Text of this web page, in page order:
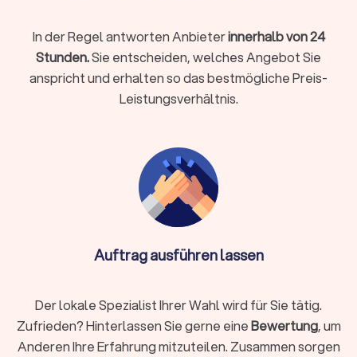
Immobilienbewertung
In die Bewertung von Immobilien fließen verschiedene
Aspekte ein, die ein Laie nicht immer selbst beurteilen kann.
von Erbschaft, Kauf und Verkauf.
Gewerbliche Immobilien
Gewerbliche Immobilien unterliegen anderen Kriterien als
privat bewohnte Gebäude. Die richtige Gewerbeimmobilie zu
finden, zu mieten oder zu vermieten kann mit einem
werden. Dies gilt auch beim Verkauf der Gewerbeimmobilie.
In der Regel antworten Anbieterinnerhalb von 24
Stunden.Sie entscheiden, welches Angebot Sie
anspricht und erhalten so das bestmögliche Preis-
Leistungsverhältnis.
Auftrag ausführen lassen
Der lokale Spezialist Ihrer Wahl wird für Sie tätig.
Zufrieden? Hinterlassen Sie gerne eineBewertung, um
Anderen Ihre Erfahrung mitzuteilen. Zusammen sorgen